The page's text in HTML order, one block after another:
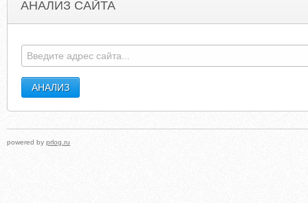
АНАЛИЗ САЙТА
powered by prlog.ru